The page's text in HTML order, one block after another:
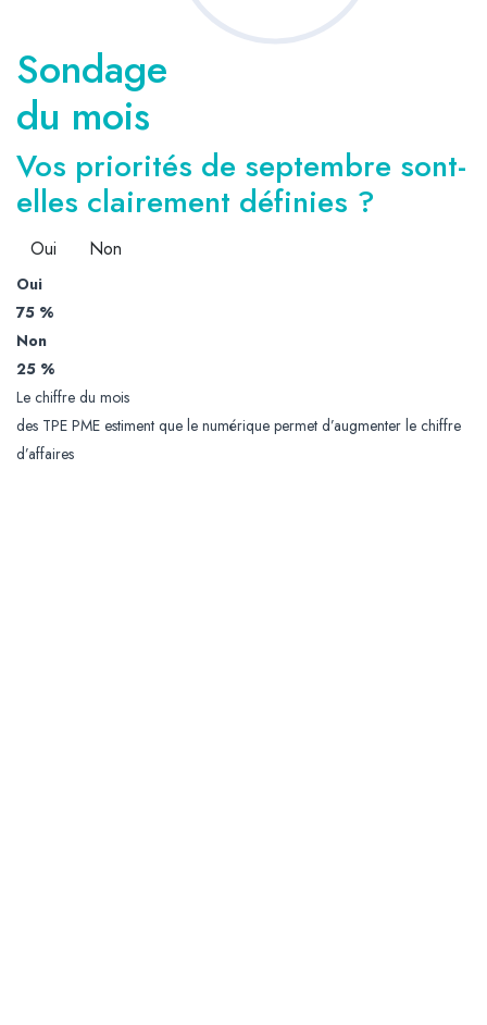
Sondage
du mois
Vos priorités de septembre sont-
elles clairement définies ?
Oui Non
Oui
75 %
Non
25 %
Le chiffre du mois
des TPE PME estiment que le numérique permet d’augmenter le chiffre
d’affaires